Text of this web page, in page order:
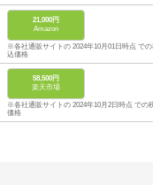
21,000円
Amazon
※各社通販サイトの 2024年10月01日時点 での税
込価格
58,500円
楽天市場
※各社通販サイトの 2024年10月2日時点 での税
価格